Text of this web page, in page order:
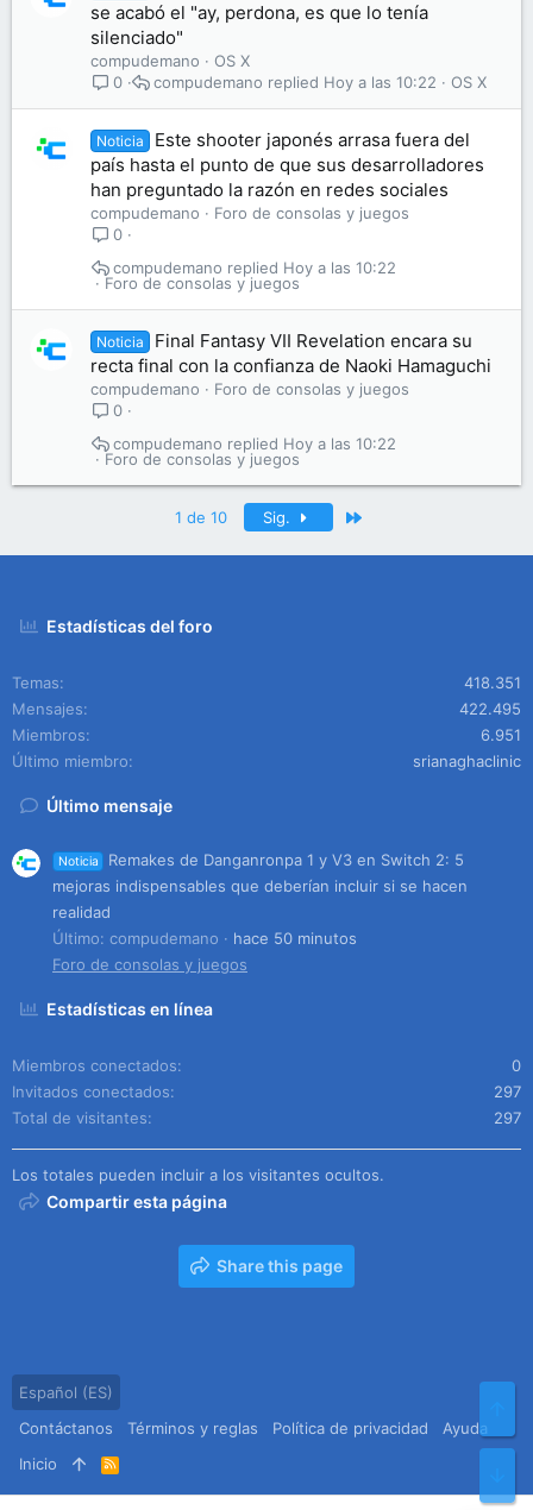
se acabó el "ay, perdona, es que lo tenía
silenciado"
compudemano
OS X
0
OS X
Hoy a las 10:22
compudemano
Noticia
Este shooter japonés arrasa fuera del
país hasta el punto de que sus desarrolladores
han preguntado la razón en redes sociales
compudemano
Foro de consolas y juegos
0
Foro de consolas y juegos
Hoy a las 10:22
compudemano
Noticia
Final Fantasy VII Revelation encara su
recta final con la confianza de Naoki Hamaguchi
compudemano
Foro de consolas y juegos
0
Foro de consolas y juegos
Hoy a las 10:22
compudemano
1 de 10 Sig.
Estadísticas del foro
Temas
418.351
Mensajes
422.495
Miembros
6.951
Último miembro
srianaghaclinic
Último mensaje
Noticia
Remakes de Danganronpa 1 y V3 en Switch 2: 5
mejoras indispensables que deberían incluir si se hacen
realidad
Último: compudemano
hace 50 minutos
Foro de consolas y juegos
Estadísticas en línea
Miembros conectados
0
Invitados conectados
297
Total de visitantes
297
Los totales pueden incluir a los visitantes ocultos.
Compartir esta página
Share this page
Español (ES)
Contáctanos
Términos y reglas Política de privacidad
Ayuda
Inicio
R
S
S